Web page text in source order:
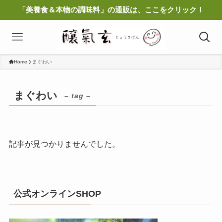
「美養食＆本物の調味料」の通販は、ここをクリック！
Home まぐわい
まぐわい – tag –
記事が見つかりませんでした。
公式オンラインSHOP